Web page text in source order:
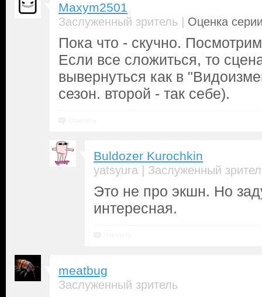
Maxym2501
Заслуженный зритель | Оценка
Пока что - скучно.
Если все сложиться, то
вывернуться как в
сезон. второй - так себе).
Buldozer Kurochkin
yatsyura | Заслуженный
Это не про экшн. Но
интересная.
meatbug
Заслуженный зритель